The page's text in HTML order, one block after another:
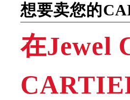
想要卖您的
在Jewel